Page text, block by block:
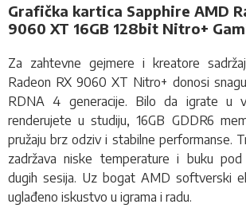
Grafička kartica Sapphire AMD
9060 XT 16GB 128bit Nitro+
Za zahtevne gejmere i kreatore
Radeon RX 9060 XT Nitro+ donosi
RDNA 4 generacije. Bilo da igrate u
renderujete u studiju, 16GB GDDR6
pružaju brz odziv i stabilne performanse.
zadržava niske temperature i buku
dugih sesija. Uz bogat AMD softverski
uglađeno iskustvo u igrama i radu.